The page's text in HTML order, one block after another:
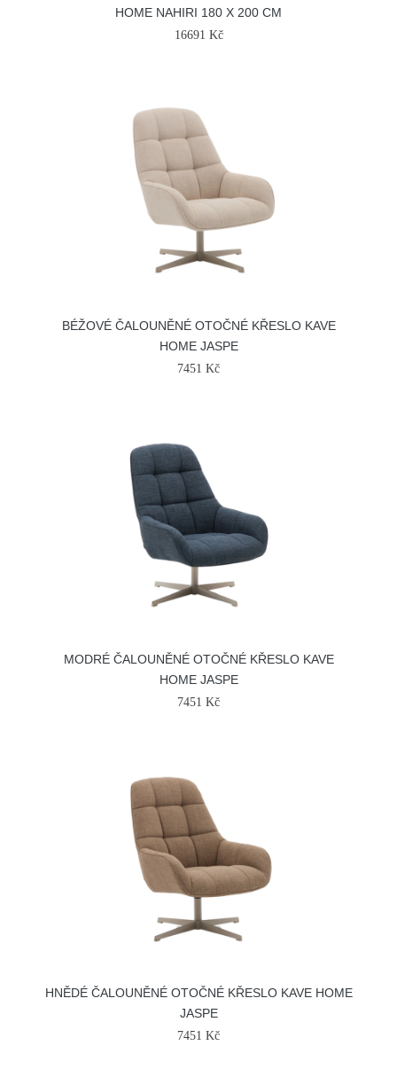
HOME NAHIRI 180 X 200 CM
16691 Kč
BÉŽOVÉ ČALOUNĚNÉ OTOČNÉ KŘESLO KAVE
HOME JASPE
7451 Kč
MODRÉ ČALOUNĚNÉ OTOČNÉ KŘESLO KAVE
HOME JASPE
7451 Kč
HNĚDÉ ČALOUNĚNÉ OTOČNÉ KŘESLO KAVE HOME
JASPE
7451 Kč